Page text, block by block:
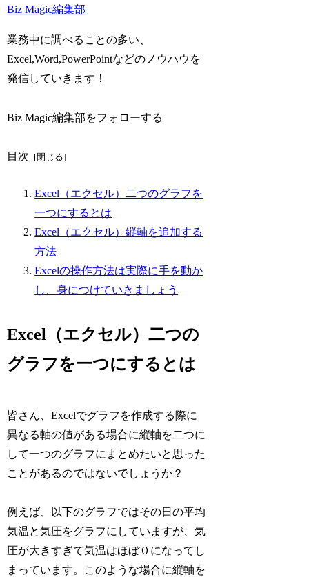
Biz Magic編集部
業務中に調べることの多い、
Excel,Word,PowerPointなどのノウハウを
発信していきます！
Biz Magic編集部をフォローする
目次
Excel（エクセル）二つのグラフを
一つにするとは
Excel（エクセル）縦軸を追加する
方法
Excelの操作方法は実際に手を動か
し、身につけていきましょう
Excel（エクセル）二つの
グラフを一つにするとは
皆さん、Excelでグラフを作成する際に
異なる軸の値がある場合に縦軸を二つに
して一つのグラフにまとめたいと思った
ことがあるのではないでしょうか？
例えば、以下のグラフではその日の平均
気温と気圧をグラフにしていますが、気
圧が大きすぎて気温はほぼ０になってし
まっています。このような場合に縦軸を